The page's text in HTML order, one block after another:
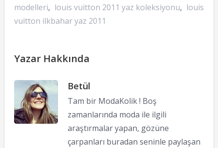
modelleri, louis vuitton 2011 yaz koleksiyonu, louis
vuitton ilkbahar yaz 2011
Yazar Hakkında
Betül
Tam bir ModaKolik ! Boş
zamanlarında moda ile ilgili
araştırmalar yapan, gözüne
çarpanları buradan seninle paylaşan